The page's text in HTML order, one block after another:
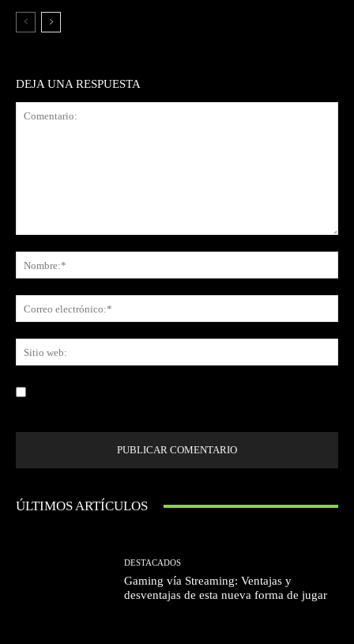
DEJA UNA RESPUESTA
ÚLTIMOS ARTÍCULOS
DESTACADOS
Gaming vía Streaming: Ventajas y
desventajas de esta nueva forma de jugar